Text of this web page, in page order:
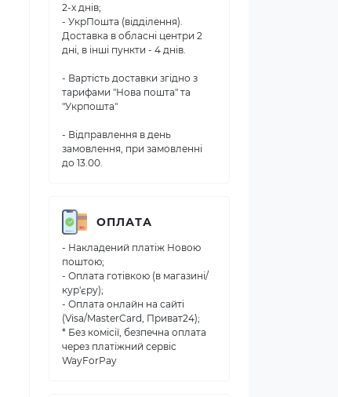
2-х днів;
- УкрПошта (відділення).
Доставка в обласні центри 2
дні, в інші пункти - 4 днів.
- Вартість доставки згідно з
тарифами "Нова пошта" та
"Укрпошта"
- Відправлення в день
замовлення, при замовленні
до 13.00.
ОПЛАТА
- Накладений платіж Новою
поштою;
- Оплата готівкою (в магазині/
кур'єру);
- Оплата онлайн на сайті
(Visa/MasterCard, Приват24);
* Без комісії, безпечна оплата
через платіжний сервіс
WayForPay